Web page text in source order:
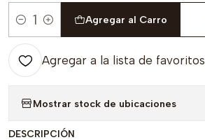
Cantidad
Agregar al Carro
Agregar a la lista de favoritos
Mostrar stock de ubicaciones
DESCRIPCIÓN